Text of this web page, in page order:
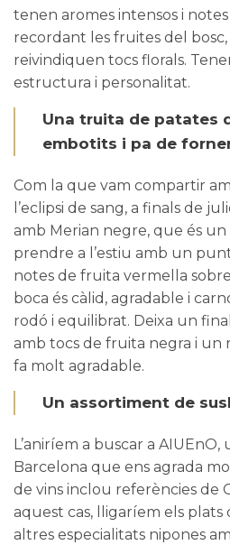
tenen aromes intensos i
recordant les fruites del bosc,
reivindiquen tocs florals.
estructura i personalitat.
Una truita de patates
embotits i pa de
Com la que vam compartir
l’eclipsi de sang, a finals de
amb Merian negre, que és
prendre a l’estiu amb un
notes de fruita vermella
boca és càlid, agradable i
rodó i equilibrat. Deixa un
amb tocs de fruita negra i un
fa molt agradable.
Un assortiment de
L’aniríem a buscar a AIUEnO,
Barcelona que ens agrada
de vins inclou referències de
aquest cas, lligaríem els plats
altres especialitats nipones